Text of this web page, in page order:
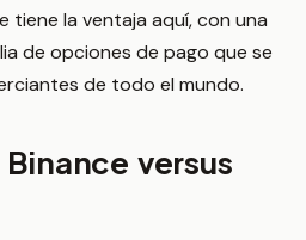
tiene la ventaja aquí, con una
de opciones de pago que se
de todo el mundo.
versus